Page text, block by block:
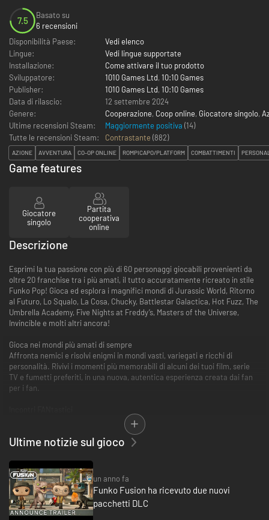
7.5
Basato su
6 recensioni
Disponibilità Paese:
Vedi elenco
Lingue:
Vedi lingue supportate
Installazione:
Come attivare il tuo prodotto
Sviluppatore:
1010 Games Ltd, 10:10 Games
Publisher:
1010 Games Ltd, 10:10 Games
Data di rilascio:
12 settembre 2024
Genere:
Cooperazione, Coop online, Giocatore singolo,
Ultime recensioni Steam:
Maggiormente positiva (14)
Tutte le recensioni Steam:
Contrastante (882)
AZIONE AVVENTURA CO-OP ONLINE ROMPICAPO/PLATFORM COMBATTIMENTI
Game features
Giocatore
singolo
Partita
cooperativa
online
Descrizione
Esprimi la tua passione con più di 60 personaggi giocabili provenienti da
oltre 20 franchise tra i più amati, il tutto accuratamente ricreato in stile
Funko Pop! Gioca ed esplora i magnifici mondi di Jurassic World, Ritorno
al Futuro, Lo Squalo, La Cosa, Chucky, Battlestar Galactica, Hot Fuzz, The
Umbrella Academy, Five Nights at Freddy’s, Masters of the Universe,
Invincible e molti altri ancora!
Gioca nei mondi più amati di sempre
Affronta nemici e risolvi enigmi in mondi vasti, variegati e ricchi di
personalità. Rivivi i momenti più memorabili di alcuni dei tuoi film, serie
TV e fumetti preferiti, in una nuova, autentica esperienza creata dai fan
per i fan.
Gioca nei panni dei tuoi personaggi preferiti e usa le loro armi e abilità
Ammira l'universo dei Funko prendere vita in questa celebrazione unica
della cultura pop.
Back to the Future Franchise, Jurassic World Franchise © 2024 Universal
City Studios LLC and Amblin Entertainment, Inc. All Rights Reserved.
Jaws, Battlestar Galactica, The Mummy, Hot Fuzz, The Thing, NOPE,
Ultime notizie sul gioco
un anno fa
Funko Fusion ha ricevuto due nuovi
pacchetti DLC